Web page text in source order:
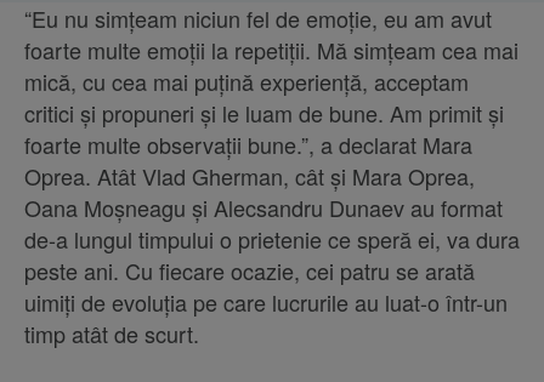
“Eu nu simțeam niciun fel de emoție, eu am avut
foarte multe emoții la repetiții. Mă simțeam cea mai
mică, cu cea mai puțină experiență, acceptam
critici și propuneri și le luam de bune. Am primit și
foarte multe observații bune.”, a declarat Mara
Oprea. Atât Vlad Gherman, cât și Mara Oprea,
Oana Moșneagu și Alecsandru Dunaev au format
de-a lungul timpului o prietenie ce speră ei, va dura
peste ani. Cu fiecare ocazie, cei patru se arată
uimiți de evoluția pe care lucrurile au luat-o într-un
timp atât de scurt.